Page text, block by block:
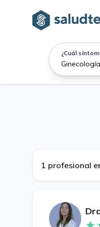
¿Cuál
1 profesional